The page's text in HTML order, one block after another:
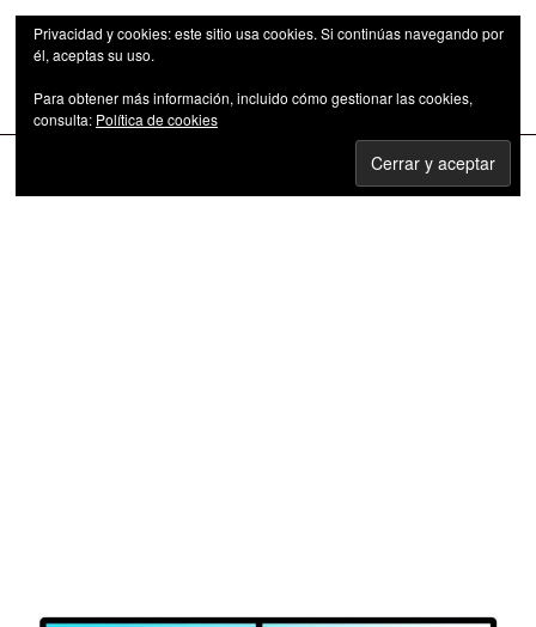
Las series de televisión como fenómeno cultural
Privacidad y cookies: este sitio usa cookies. Si continúas navegando por
él, aceptas su uso.
Para obtener más información, incluido cómo gestionar las cookies,
consulta: Política de cookies